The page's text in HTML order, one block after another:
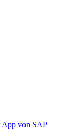
App von SAP